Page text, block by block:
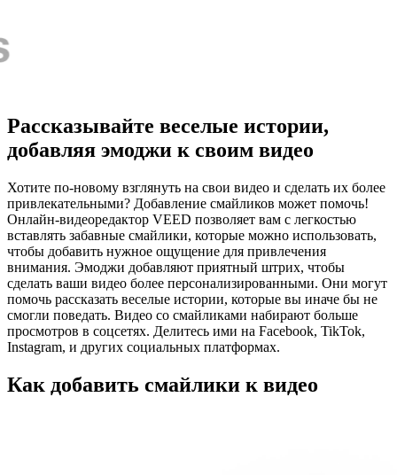
Рассказывайте веселые истории,
добавляя эмоджи к своим видео
Хотите по-новому взглянуть на свои видео и сделать их более
привлекательными? Добавление смайликов может помочь!
Онлайн-видеоредактор VEED позволяет вам с легкостью
вставлять забавные смайлики, которые можно использовать,
чтобы добавить нужное ощущение для привлечения
внимания. Эмоджи добавляют приятный штрих, чтобы
сделать ваши видео более персонализированными. Они могут
помочь рассказать веселые истории, которые вы иначе бы не
смогли поведать. Видео со смайликами набирают больше
просмотров в соцсетях. Делитесь ими на Facebook, TikTok,
Instagram, и других социальных платформах.
Как добавить смайлики к видео